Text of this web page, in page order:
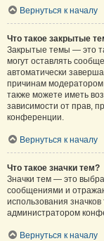
Вернуться к началу
Что такое закрытые
Закрытые темы — это
могут оставлять
автоматически
причинам
также можете иметь
зависимости от прав,
конференции.
Вернуться к началу
Что такое значки тем?
Значки тем — это
сообщениями и
использования
администратором
Вернуться к началу